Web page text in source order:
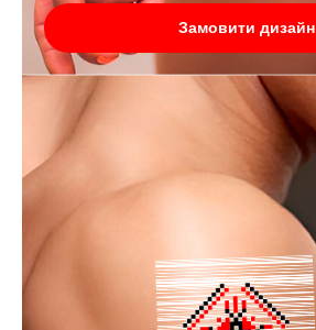
Замовити дизайн